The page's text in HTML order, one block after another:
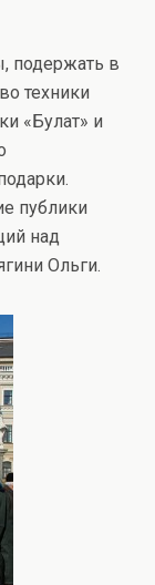
подержать в
техники
«Булат» и
публики
над
Ольги.